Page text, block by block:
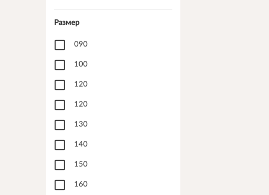
Размер
090
100
120
120
130
140
150
160